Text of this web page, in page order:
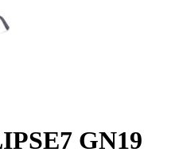
GN19